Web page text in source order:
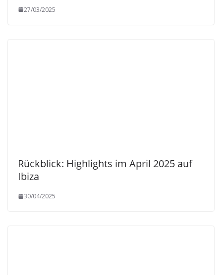
27/03/2025
Rückblick: Highlights im April 2025 auf
Ibiza
30/04/2025